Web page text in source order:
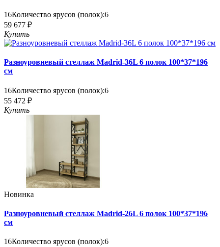
16Количество ярусов (полок):6
59 677 ₽
Купить
Разноуровневый стеллаж Madrid-36L 6 полок 100*37*196
см
16Количество ярусов (полок):6
55 472 ₽
Купить
Новинка
Разноуровневый стеллаж Madrid-26L 6 полок 100*37*196
см
16Количество ярусов (полок):6